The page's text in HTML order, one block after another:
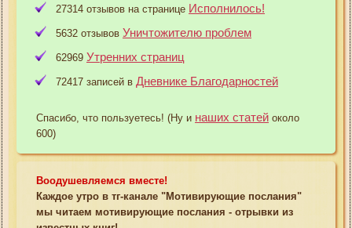
27314 отзывов на странице Исполнилось!
5632 отзывов Уничтожителю проблем
62969 Утренних страниц
72417 записей в Дневнике Благодарностей
Спасибо, что пользуетесь! (Ну и наших статей около
600)
Воодушевляемся вместе!
Каждое утро в тг-канале "Мотивирующие послания"
мы читаем мотивирующие послания - отрывки из